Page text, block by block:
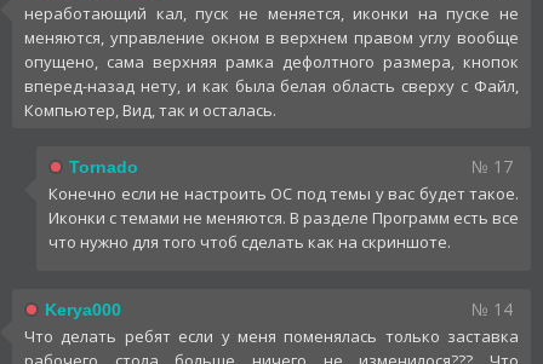
неработающий кал, пуск не меняется, иконки на пуске не
меняются, управление окном в верхнем правом углу вообще
опущено, сама верхняя рамка дефолтного размера, кнопок
вперед-назад нету, и как была белая область сверху с Файл,
Компьютер, Вид, так и осталась.
Tornado № 17
Конечно если не настроить ОС под темы у вас будет такое.
Иконки с темами не меняются. В разделе Программ есть все
что нужно для того чтоб сделать как на скриншоте.
Kerya000 № 14
Что делать ребят если у меня поменялась только заставка